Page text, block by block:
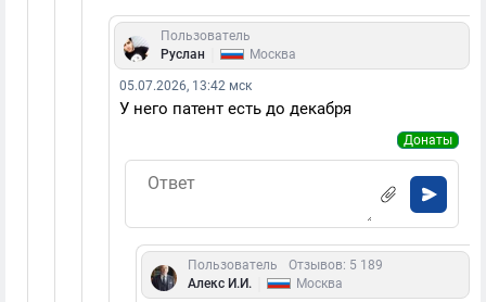
Пользователь
Руслан
Москва
05.07.2026, 13:42 мск
У него патент есть до декабря
Донаты
Пользователь
Отзывов: 5 189
Алекс И.И.
Москва